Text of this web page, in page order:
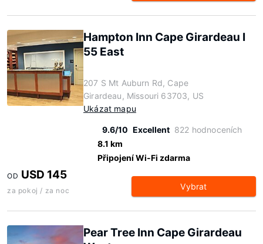
Hampton Inn Cape Girardeau I
55 East
207 S Mt Auburn Rd, Cape
Girardeau, Missouri 63703, US
Ukázat mapu
9.6/10 Excellent 822 hodnoceních
8.1 km
Připojení Wi-Fi zdarma
OD USD 145
za pokoj / za noc Vybrat
Pear Tree Inn Cape Girardeau